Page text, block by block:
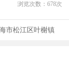
浏览次数： 678次
海市松江区叶榭镇